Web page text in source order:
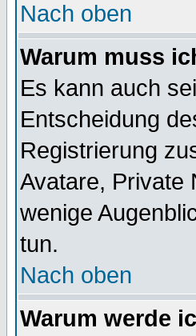
Nach oben
Warum muss
Es kann auch
Entscheidung
Registrierung
Avatare, Private
wenige
tun.
Nach oben
Warum werde